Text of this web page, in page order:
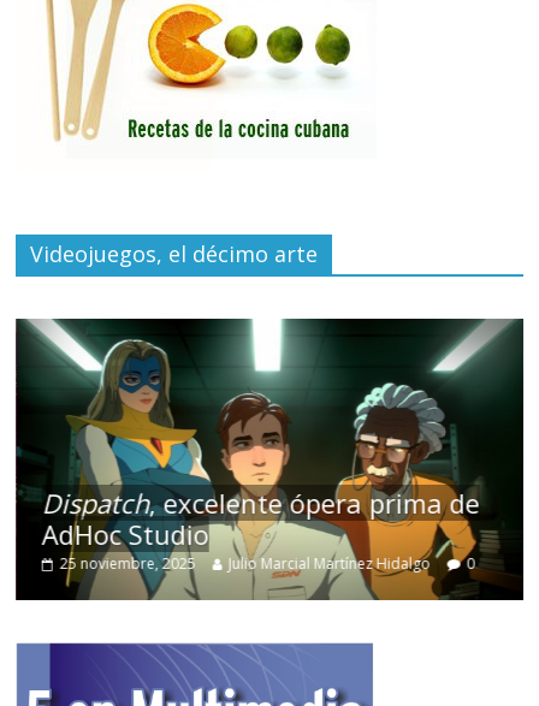
Videojuegos, el décimo arte
Dispatch, excelente ópera prima de
AdHoc Studio
25 noviembre, 2025 Julio Marcial Martínez Hidalgo 0